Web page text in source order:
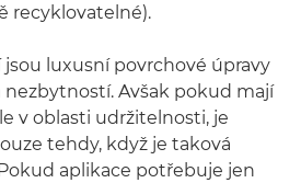
recyklovatelné).
luxusní povrchové úpravy
nezbytností. Avšak pokud mají
v oblasti udržitelnosti, je
tehdy, když je taková
aplikace potřebuje jen